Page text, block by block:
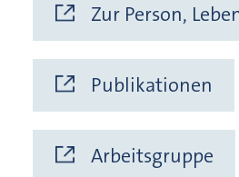
Zur Person,
Publikationen
Arbeitsgruppe